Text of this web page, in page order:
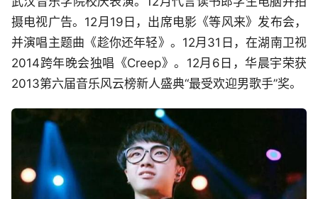
摄电视广告。12月19日，出席电影《等风来》发布会，
并演唱主题曲《趁你还年轻》。12月31日，在湖南卫视
2014跨年晚会独唱《Creep》。12月6日，华晨宇荣获
2013第六届音乐风云榜新人盛典“最受欢迎男歌手”奖。